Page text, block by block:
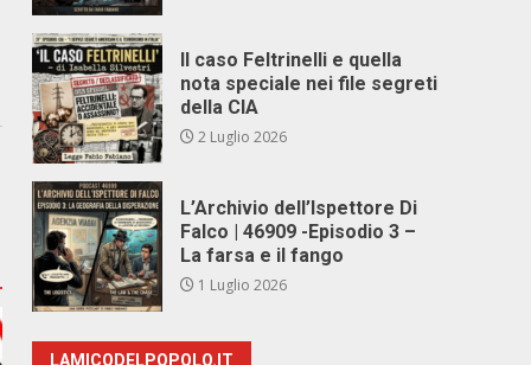
Il caso Feltrinelli e quella
nota speciale nei file segreti
della CIA
2 Luglio 2026
L’Archivio dell’Ispettore Di
Falco | 46909 -Episodio 3 –
La farsa e il fango
1 Luglio 2026
LAMICODELPOPOLO.IT